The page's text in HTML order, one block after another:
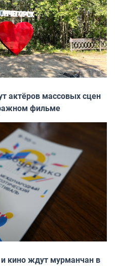
актёров массовых сцен
фильме
и кино ждут мурманчан в